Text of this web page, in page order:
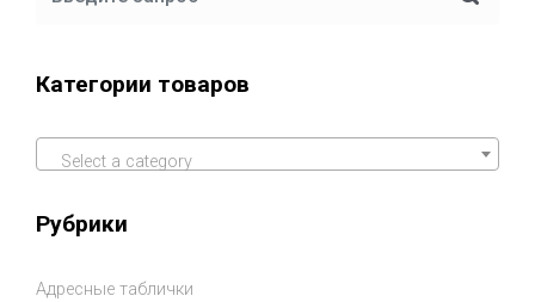
Категории товаров
Select a category
Рубрики
Адресные таблички